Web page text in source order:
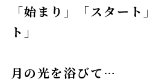
「始まり」「スター
ト」
月の光を浴びて…